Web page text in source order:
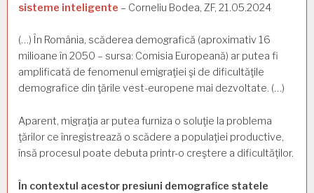
sisteme inteligente – Corneliu Bodea, ZF, 21.05.2024
(…) În România, scăderea demografică (aproximativ 16
milioane în 2050 – sursa: Comisia Europeană) ar putea fi
amplificată de fenomenul emigraţiei şi de dificultăţile
demografice din ţările vest-europene mai dezvoltate. (…)
Aparent, migraţia ar putea furniza o soluţie la problema
ţărilor ce înregistrează o scădere a populaţiei productive,
însă procesul poate debuta printr-o creştere a dificultăţilor.
În contextul acestor presiuni demografice statele